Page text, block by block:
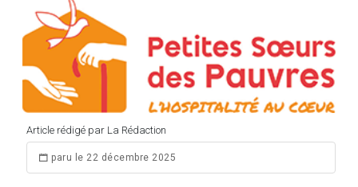
Article rédigé par La Rédaction
paru le 22 décembre 2025